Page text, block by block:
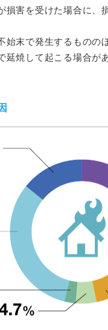
損害を受けた場合に、
始末で発生するものの
延焼して起こる場合が